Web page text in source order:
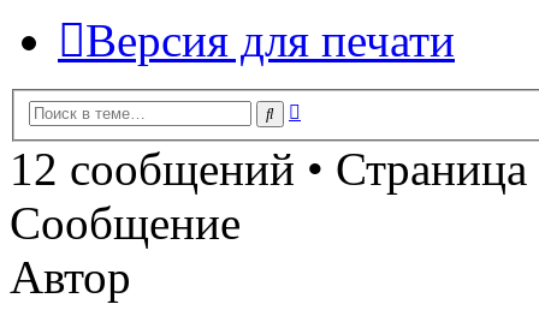
Версия для печати
Поиск
12 сообщений • Страница
Сообщение
Автор